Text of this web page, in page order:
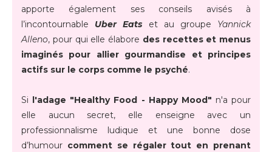
apporte également ses conseils avisés à
l’incontournable Uber Eats et au groupe Yannick
Alleno, pour qui elle élabore des recettes et menus
imaginés pour allier gourmandise et principes
actifs sur le corps comme le psyché.
Si l'adage "Healthy Food - Happy Mood" n'a pour
elle aucun secret, elle enseigne avec un
professionnalisme ludique et une bonne dose
d’humour comment se régaler tout en prenant